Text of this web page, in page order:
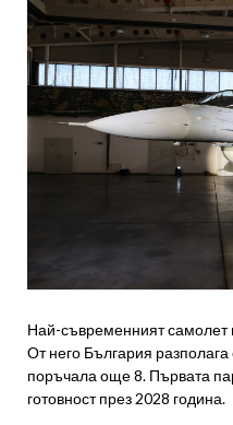
Най-съвременният самолет
От него България разполага
поръчала още 8. Първата
готовност през 2028 година.